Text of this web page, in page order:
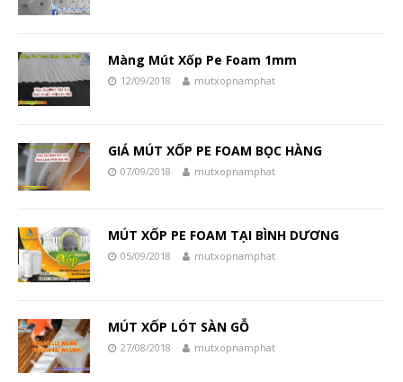
Màng Mút Xốp Pe Foam 1mm
12/09/2018 mutxopnamphat
GIÁ MÚT XỐP PE FOAM BỌC HÀNG
07/09/2018 mutxopnamphat
MÚT XỐP PE FOAM TẠI BÌNH DƯƠNG
05/09/2018 mutxopnamphat
MÚT XỐP LÓT SÀN GỖ
27/08/2018 mutxopnamphat